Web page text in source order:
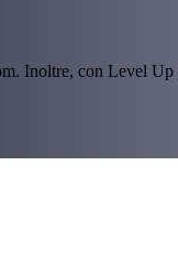
Inoltre, con Level